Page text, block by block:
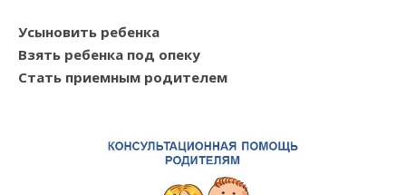
Усыновить ребенка
Взять ребенка под опеку
Стать приемным родителем